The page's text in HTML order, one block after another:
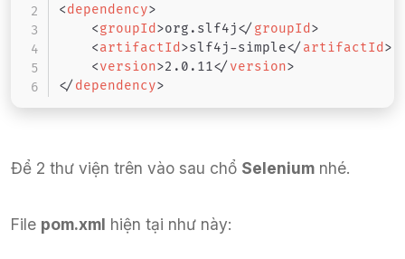
<dependency>
<groupId >org.slf4j</groupId >
<artifactId >slf4j-simple</artifactId >
<version>2.0.11</version>
</dependency>
Để 2 thư viện trên vào sau chổ Selenium nhé.
File pom.xml hiện tại như này: